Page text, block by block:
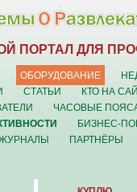
ПОРТАЛ ДЛЯ
ОБОРУДОВАНИЕ
СТАТЬИ
КТО НА
ЧАСОВЫЕ
БИЗНЕС-
ПАРТНЁРЫ